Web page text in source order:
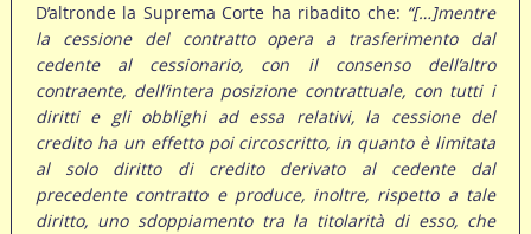
D’altronde la Suprema Corte ha ribadito che: “[…]mentre
la cessione del contratto opera a trasferimento dal
cedente al cessionario, con il consenso dell’altro
contraente, dell’intera posizione contrattuale, con tutti i
diritti e gli obblighi ad essa relativi, la cessione del
credito ha un effetto poi circoscritto, in quanto è limitata
al solo diritto di credito derivato al cedente dal
precedente contratto e produce, inoltre, rispetto a tale
diritto, uno sdoppiamento tra la titolarità di esso, che